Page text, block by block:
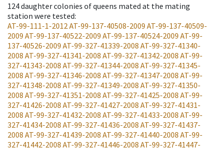
124daughter colonies of queens mated at the mating
station were tested:
AT-99-111-1-2012 AT-99-137-40508-2009 AT-99-137-40509-
2009 AT-99-137-40522-2009 AT-99-137-40524-2009 AT-99-
137-40526-2009 AT-99-327-41339-2008 AT-99-327-41340-
2008 AT-99-327-41341-2008 AT-99-327-41342-2008 AT-99-
327-41343-2008 AT-99-327-41344-2008 AT-99-327-41345-
2008 AT-99-327-41346-2008 AT-99-327-41347-2008 AT-99-
327-41348-2008 AT-99-327-41349-2008 AT-99-327-41350-
2008 AT-99-327-41351-2008 AT-99-327-41425-2008 AT-99-
327-41426-2008 AT-99-327-41427-2008 AT-99-327-41431-
2008 AT-99-327-41432-2008 AT-99-327-41433-2008 AT-99-
327-41434-2008 AT-99-327-41436-2008 AT-99-327-41437-
2008 AT-99-327-41439-2008 AT-99-327-41440-2008 AT-99-
327-41442-2008 AT-99-327-41446-2008 AT-99-327-41447-